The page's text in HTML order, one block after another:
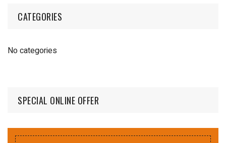
CATEGORIES
No categories
SPECIAL ONLINE OFFER